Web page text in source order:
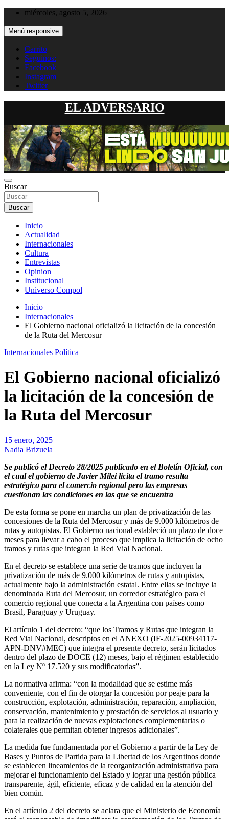
Saltar
contenido
miércoles, agosto 5, 2026
Menú responsive
Carrito
Seguinos:
Facebook
Instagram
Twitter
EL ADVERSARIO
Buscar
Buscar
Inicio
Actualidad
Internacionales
Cultura
Entrevistas
Opinion
Institucional
Universo Compol
Inicio
Internacionales
El Gobierno nacional oficializó la licitación de la concesión
de la Ruta del Mercosur
Internacionales Política
El Gobierno nacional oficializó
la licitación de la concesión de
la Ruta del Mercosur
15 enero, 2025
Nadia Brizuela
Se publicó el Decreto 28/2025 publicado en el Boletín Oficial, con
el cual el gobierno de Javier Milei licita el tramo resulta
estratégico para el comercio regional pero las empresas
cuestionan las condiciones en las que se encuentra
De esta forma se pone en marcha un plan de privatización de las
concesiones de la Ruta del Mercosur y más de 9.000 kilómetros de
rutas y autopistas. El Gobierno nacional estableció un plazo de doce
meses para llevar a cabo el proceso que implica la licitación de ocho
tramos y rutas que integran la Red Vial Nacional.
En el decreto se establece una serie de tramos que incluyen la
privatización de más de 9.000 kilómetros de rutas y autopistas,
actualmente bajo la administración estatal. Entre ellas se incluye la
denominada Ruta del Mercosur, un corredor estratégico para el
comercio regional que conecta a la Argentina con países como
Brasil, Paraguay y Uruguay.
El artículo 1 del decreto: “que los Tramos y Rutas que integran la
Red Vial Nacional, descriptos en el ANEXO (IF-2025-00934117-
APN-DNV#MEC) que integra el presente decreto, serán licitados
dentro del plazo de DOCE (12) meses, bajo el régimen establecido
en la Ley Nº 17.520 y sus modificatorias”.
La normativa afirma: “con la modalidad que se estime más
conveniente, con el fin de otorgar la concesión por peaje para la
construcción, explotación, administración, reparación, ampliación,
conservación, mantenimiento y prestación de servicios al usuario y
para la realización de nuevas explotaciones complementarias o
colaterales que permitan obtener ingresos adicionales”.
La medida fue fundamentada por el Gobierno a partir de la Ley de
Bases y Puntos de Partida para la Libertad de los Argentinos donde
se establecen lineamientos de la reorganización administrativa para
mejorar el funcionamiento del Estado y lograr una gestión pública
transparente, ágil, eficiente, eficaz y de calidad en la atención del
bien común.
En el artículo 2 del decreto se aclara que el Ministerio de Economía